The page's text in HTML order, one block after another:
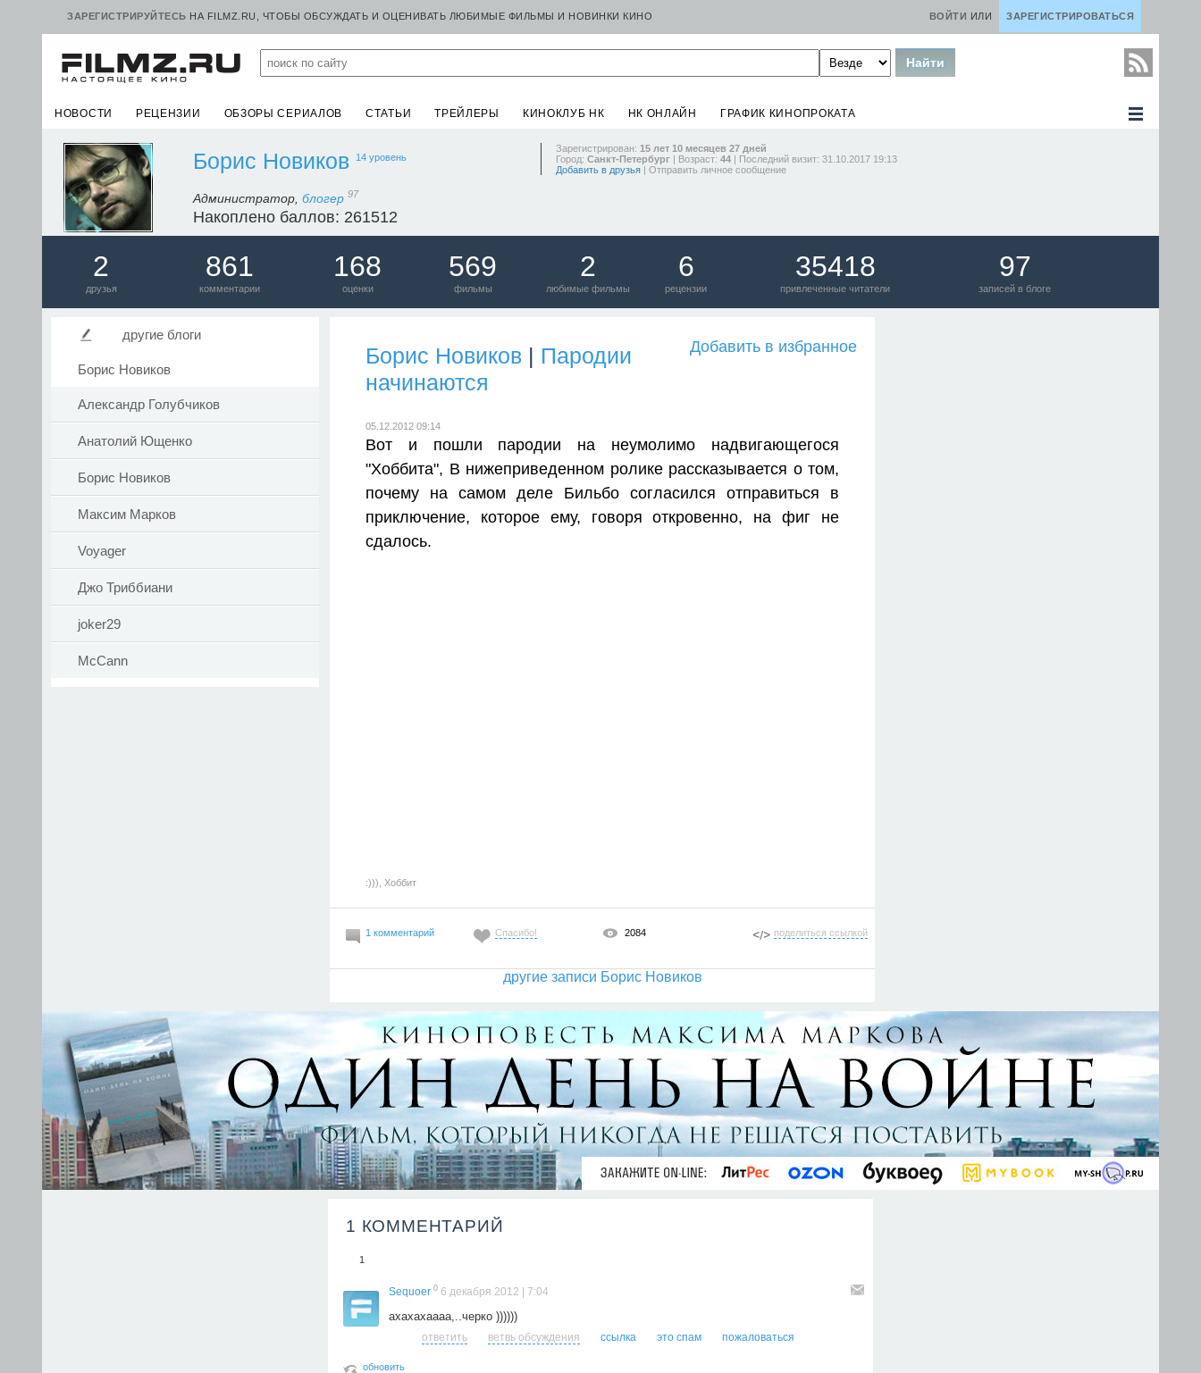
ЗАРЕГИСТРИРУЙТЕСЬ НА FILMZ.RU, ЧТОБЫ ОБСУЖДАТЬ И ОЦЕНИВАТЬ ЛЮБИМЫЕ ФИЛЬМЫ И НОВИНКИ КИНО ЗАРЕГИСТРИРОВАТЬСЯ
ВОЙТИ ИЛИ
НОВОСТИ РЕЦЕНЗИИ ОБЗОРЫ СЕРИАЛОВ СТАТЬИ ТРЕЙЛЕРЫ КИНОКЛУБ НК НК ОНЛАЙН ГРАФИК КИНОПРОКАТА
Борис Новиков 14 уровень
Администратор, блогер 97
Накоплено баллов: 261512
Зарегистрирован: 15 лет 10 месяцев 27 дней
Город: Санкт-Петербург | Возраст: 44 | Последний визит: 31.10.2017 19:13
Добавить в друзья | Отправить личное сообщение
2
друзья
861
комментарии
168
оценки
569
фильмы
2
любимые фильмы
6
рецензии
35418
привлеченные читатели
97
записей в блоге
другие блоги
Борис Новиков
Александр Голубчиков
Анатолий Ющенко
Борис Новиков
Максим Марков
Voyager
Джо Триббиани
joker29
McCann
Добавить в избранное
Борис Новиков | Пародии
начинаются
05.12.2012 09:14
Вот и пошли пародии на неумолимо надвигающегося
"Хоббита", В нижеприведенном ролике рассказывается о том,
почему на самом деле Бильбо согласился отправиться в
приключение, которое ему, говоря откровенно, на фиг не
сдалось.
:))) Хоббит
1 комментарий Спасибо! 2084 поделиться ссылкой
другие записи Борис Новиков
1 КОММЕНТАРИЙ
1
Sequoer 0 6 декабря 2012 | 7:04
ахахахаааа,..черко ))))))
ответить ветвь обсуждения ссылка это спам пожаловаться
обновить